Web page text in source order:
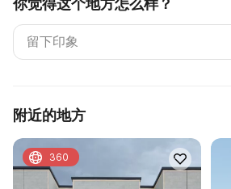
你觉得这个地方怎么样？
附近的地方
360